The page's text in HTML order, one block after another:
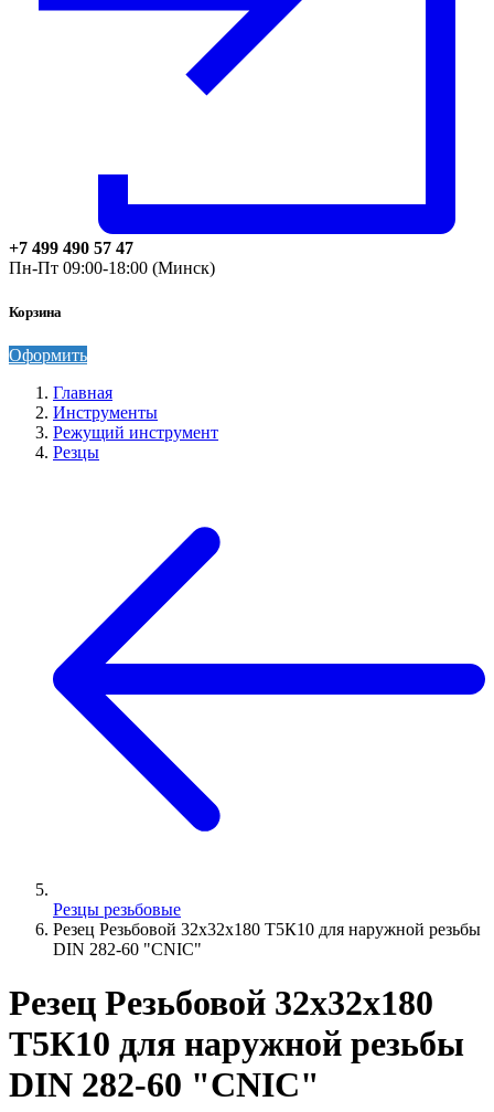
+7 499 490 57 47
Пн-Пт 09:00-18:00 (Минск)
Корзина
Оформить
Главная
Инструменты
Режущий инструмент
Резцы
Резцы резьбовые
Резец Резьбовой 32х32х180 Т5К10 для наружной резьбы
DIN 282-60 "CNIC"
Резец Резьбовой 32х32х180
Т5К10 для наружной резьбы
DIN 282-60 "CNIC"